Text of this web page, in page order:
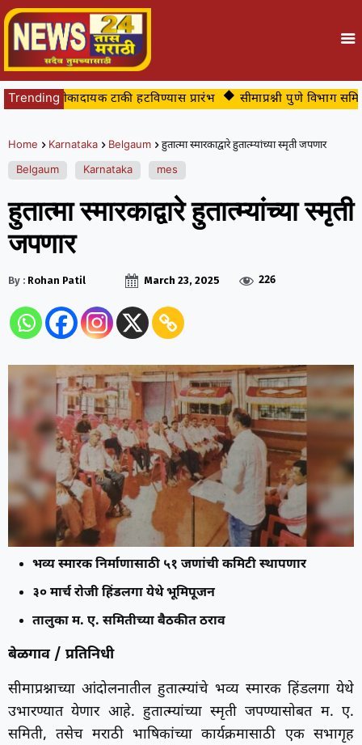
Trending
धोकादायक टाकी हटविण्यास प्रारंभ सीमाप्रश्नी पुणे विभाग
Home Karnataka Belgaum
हुतात्मा स्मारकाद्वारे हुतात्म्यांच्या स्मृती जपणार
Belgaum
Karnataka mes
हुतात्मा स्मारकाद्वारे हुतात्म्यांच्या स्मृती
जपणार
By : Rohan Patil March 23, 2025 226
भव्य स्मारक निर्माणासाठी ५१ जणांची कमिटी स्थापणार
३० मार्च रोजी हिंडलगा येथे भूमिपूजन
तालुका म. ए. समितीच्या बैठकीत ठराव
बेळगाव / प्रतिनिधी
सीमाप्रश्नाच्या आंदोलनातील हुतात्म्यांचे भव्य स्मारक हिंडलगा येथे
उभारण्यात येणार आहे. हुतात्म्यांच्या स्मृती जपण्यासोबत म. ए.
समिती, तसेच मराठी भाषिकांच्या कार्यक्रमासाठी एक सभागृह